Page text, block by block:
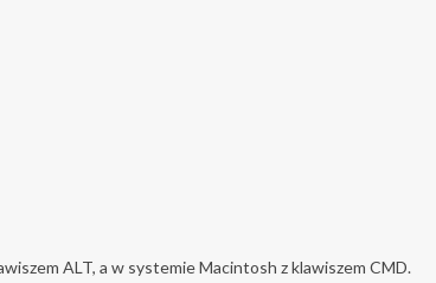
ALT, a w systemie Macintosh z klawiszem CMD.